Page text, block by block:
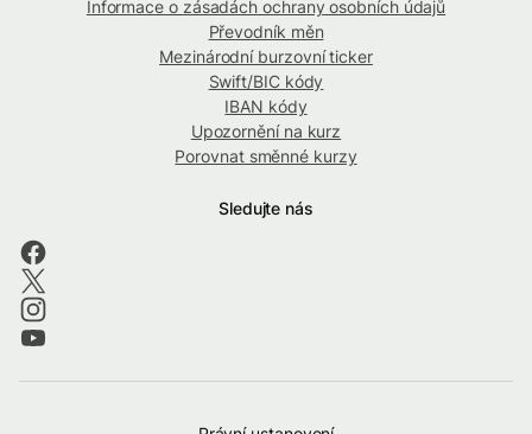
Informace o zásadách ochrany osobních údajů
Převodník měn
Mezinárodní burzovní ticker
Swift/BIC kódy
IBAN kódy
Upozornění na kurz
Porovnat směnné kurzy
Sledujte nás